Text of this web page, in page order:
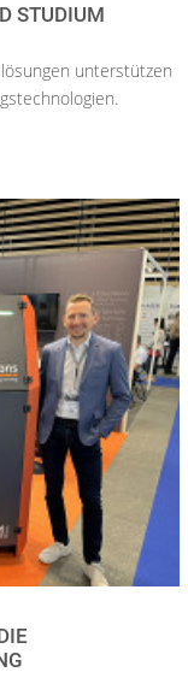
STUDIUM
unterstützen